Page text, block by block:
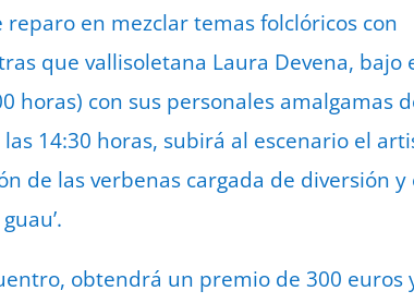
en mezclar temas folclóricos con
que vallisoletana Laura Devena, bajo
horas) con sus personales amalgamas
14:30 horas, subirá al escenario el
de las verbenas cargada de diversión y
obtendrá un premio de 300 euros